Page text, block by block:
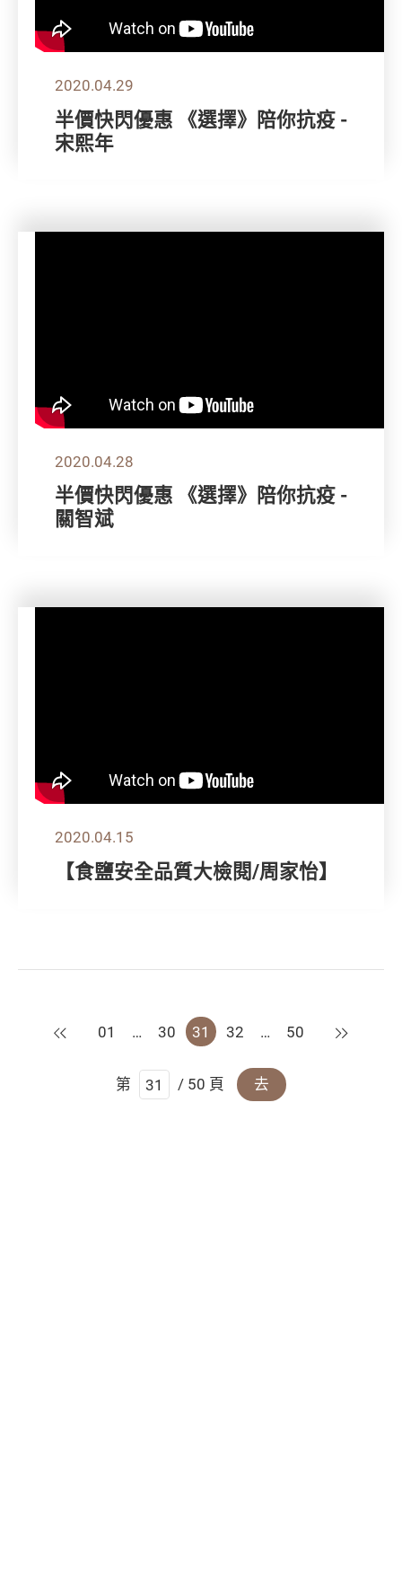
2020.04.29
半價快閃優惠 《選擇》陪你抗疫 -
宋熙年
2020.04.28
半價快閃優惠 《選擇》陪你抗疫 -
關智斌
2020.04.15
【食鹽安全品質大檢閱/周家怡】
上一頁
01 … 30 31 32 … 50 下一頁
第 / 50 頁 去